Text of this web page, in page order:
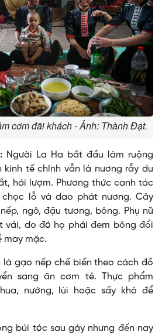
cơm đãi khách - Ảnh: Thành Đạt.
Người La Ha bắt đầu làm ruộng
kinh tế chính vẫn là nương rẫy du
hái lượm. Phương thức canh tác
lỗ và dao phát nương. Cây
ngô, đậu tương, bông. Phụ nữ
vải, do đó họ phải đem bông đổi
may mặc.
là gạo nếp chế biến theo cách đồ
sang ăn cơm tẻ. Thực phẩm
nướng, lùi hoặc sấy khô để
búi tóc sau gáy nhưng đến nay